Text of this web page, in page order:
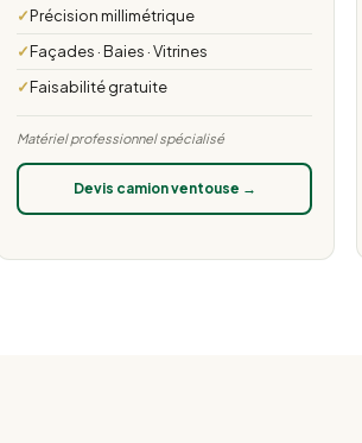
Précision millimétrique
Façades · Baies · Vitrines
Faisabilité gratuite
Matériel professionnel spécialisé
Devis camion ventouse →